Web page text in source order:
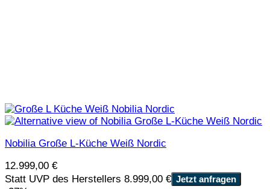
Nobilia Große L-Küche Weiß Nordic
12.999,00 €
Statt UVP des Herstellers 8.999,00 € Jetzt anfragen